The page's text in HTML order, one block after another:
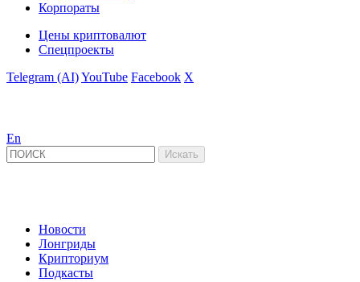
Корпораты
Цены криптовалют
Спецпроекты
Telegram (AI)YouTube Facebook X
En
Новости
Лонгриды
Крипториум
Подкасты